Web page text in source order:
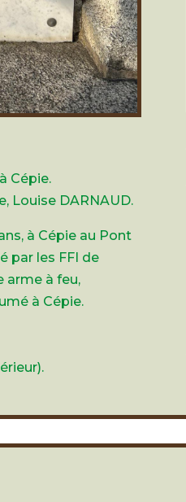
Cépie.
Louise DARNAUD.
à Cépie au Pont
par les FFI de
arme à feu,
à Cépie.